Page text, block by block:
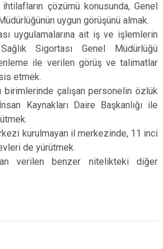
çözümü konusunda, Genel
uygun görüşünü almak.
uygulamalarına ait iş ve işlemlerin
Sigortası Genel Müdürlüğü
ile verilen görüş ve talimatlar
etmek.
birimlerinde çalışan personelin özlük
Kaynakları Daire Başkanlığı ile
kurulmayan il merkezinde, 11 inci
de yürütmek.
verilen benzer nitelikteki diğer